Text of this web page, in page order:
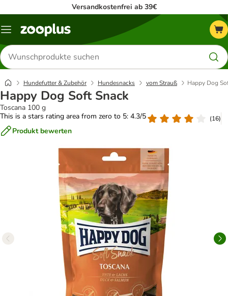
Versandkostenfrei ab 39€
Menü
Produkte
suchen
Hundefutter & Zubehör Hundesnacks vom Strauß Happy Dog
Happy Dog Soft Snack
Toscana 100 g
This is a stars rating area from zero to 5: 4.3/5
(16)
Produkt bewerten